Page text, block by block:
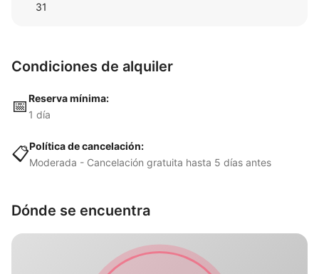
31
Condiciones de alquiler
📅Reserva mínima:
1 día
📋Política de cancelación:
Moderada - Cancelación gratuita hasta 5 días antes
Dónde se encuentra